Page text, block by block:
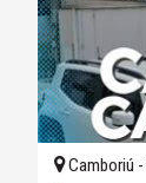
Camboriú -